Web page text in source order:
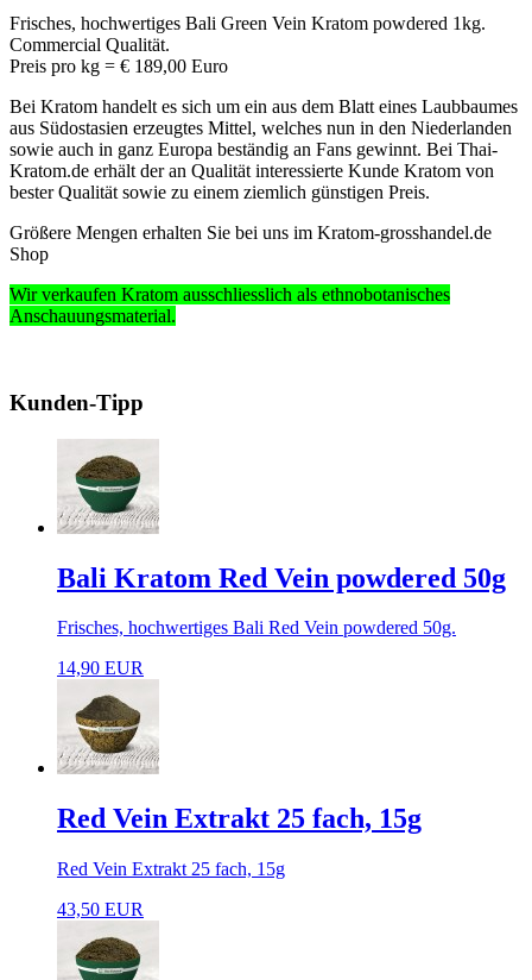
Frisches, hochwertiges Bali Green Vein Kratom powdered 1kg.
Commercial Qualität.
Preis pro kg = € 189,00 Euro
Bei Kratom handelt es sich um ein aus dem Blatt eines Laubbaumes
aus Südostasien erzeugtes Mittel, welches nun in den Niederlanden
sowie auch in ganz Europa beständig an Fans gewinnt. Bei Thai-
Kratom.de erhält der an Qualität interessierte Kunde Kratom von
bester Qualität sowie zu einem ziemlich günstigen Preis.
Größere Mengen erhalten Sie bei uns im Kratom-grosshandel.de
Shop
Wir verkaufen Kratom ausschliesslich als ethnobotanisches
Anschauungsmaterial.
Kunden-Tipp
Bali Kratom Red Vein powdered 50g
Frisches, hochwertiges Bali Red Vein powdered 50g.
14,90 EUR
Red Vein Extrakt 25 fach, 15g
Red Vein Extrakt 25 fach, 15g
43,50 EUR